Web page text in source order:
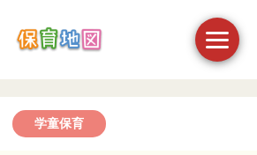
学童保育